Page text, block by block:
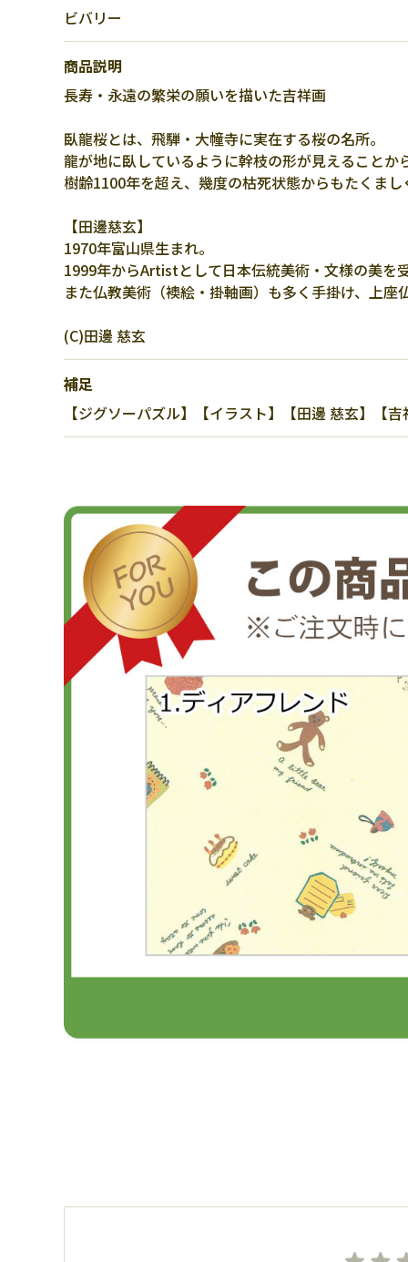
ビバリー
商品説明
長寿・永遠の繁栄の願いを描いた吉祥画
臥龍桜とは、飛騨・大幢寺に実在する桜の名所。
龍が地に臥しているように幹枝の形が見えることか
樹齢1100年を超え、幾度の枯死状態からもたくま
【田邊慈玄】
1970年富山県生まれ。
1999年からArtistとして日本伝統美術・文様の美を
また仏教美術（襖絵・掛軸画）も多く手掛け、上
(C)田邊 慈玄
補足
【ジグソーパズル】【イラスト】【田邊 慈玄】【